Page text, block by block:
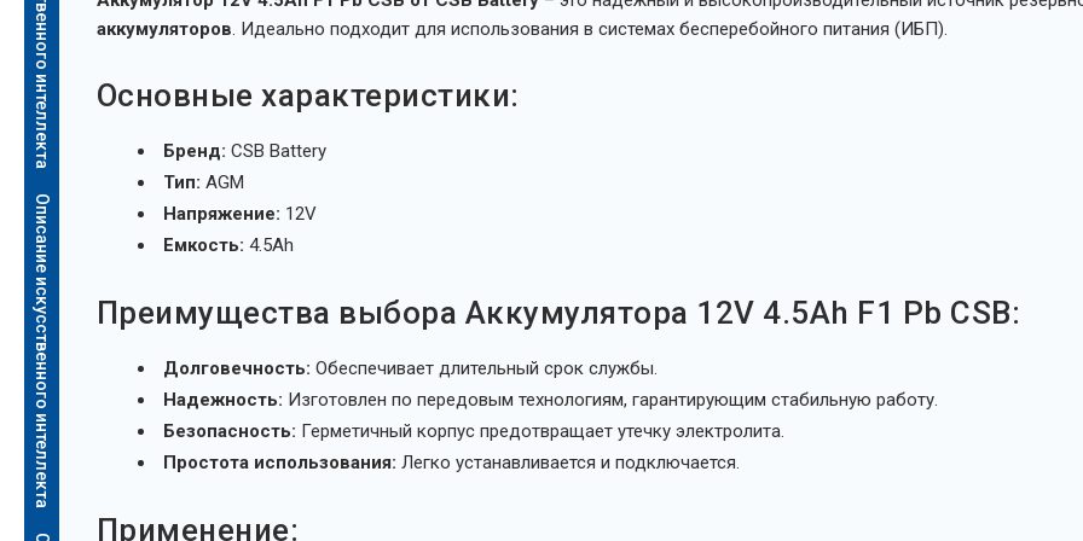
Описание искусственного интеллекта
аккумуляторов. Идеально подходит для использования в системах бесперебойного питания (ИБП).
Основные характеристики:
Бренд: CSB Battery
Тип: AGM
Напряжение: 12V
Емкость: 4.5Ah
Преимущества выбора Аккумулятора 12V 4.5Ah F1 Pb CSB:
Долговечность: Обеспечивает длительный срок службы.
Надежность: Изготовлен по передовым технологиям, гарантирующим стабильную работу.
Безопасность: Герметичный корпус предотвращает утечку электролита.
Простота использования: Легко устанавливается и подключается.
Применение: